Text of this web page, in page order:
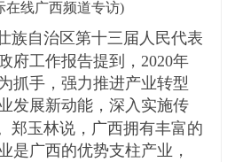
在线广西频道专访)
族自治区第十三届人民代表
府工作报告提到， 2020年
抓手，强力推进产业转型
发展新动能，深入实施传
郑玉林说，广西拥有丰富的
是广西的优势支柱产业，